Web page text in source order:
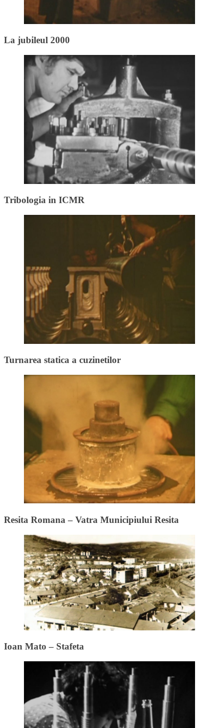
La jubileul 2000
Tribologia in ICMR
Turnarea statica a cuzinetilor
Resita Romana – Vatra Municipiului Resita
Ioan Mato – Stafeta